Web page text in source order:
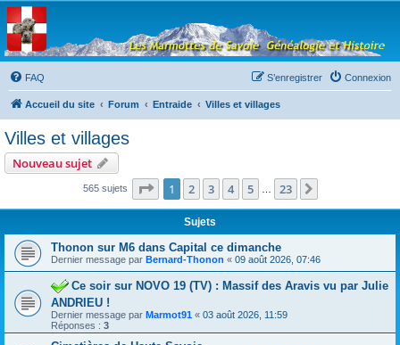
Les Marmottes de
Savoie
Forum d'entraide généalogique
FAQ
Connexion
S’enregistrer
Accueil du site Forum Entraide Villes et villages
Villes et villages
Nouveau sujet
565 sujets Page 1sur23
1 2 3 4 5 23
Sujets
Thonon sur M6 dans Capital ce dimanche
Dernier message par Bernard-Thonon « 09 août 2026, 07:46
Ce soir sur NOVO 19 (TV) : Massif des Aravis vu par Julie
ANDRIEU !
Dernier message par Marmot91 « 03 août 2026, 11:59
Réponses : 3